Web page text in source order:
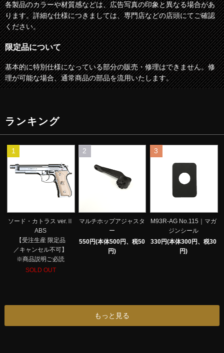
各製品のカラーや材質感などは、広告写真の印象と異なる場合があ
ります。詳細な仕様につきましては、専門店などの店頭にてご確認
ください。
限定品について
基本的に特別仕様になっている部分の販売・修理はできません。修
理が可能な場合、通常商品の部品を流用いたします。
ランキング
1
ソード・カトラス ver.Ⅱ
ABS
【受注生産 限定品
／キャンセル不可】
※商品説明ご必読
SOLD OUT
2
マルチホップアジャスタ
ー
550円(本体500円、税50
円)
3
M93R-AG No.115｜マガ
ジンシール
330円(本体300円、税30
円)
もっと見る